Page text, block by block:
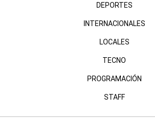
DEPORTES
INTERNACIONALES
LOCALES
TECNO
PROGRAMACIÓN
STAFF